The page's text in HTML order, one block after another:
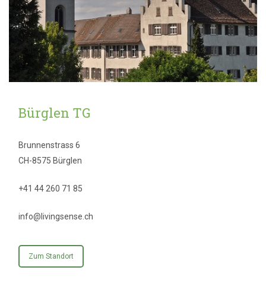
Bürglen TG
Brunnenstrass 6
CH-8575 Bürglen
+41 44 260 71 85
info@livingsense.ch
Zum Standort